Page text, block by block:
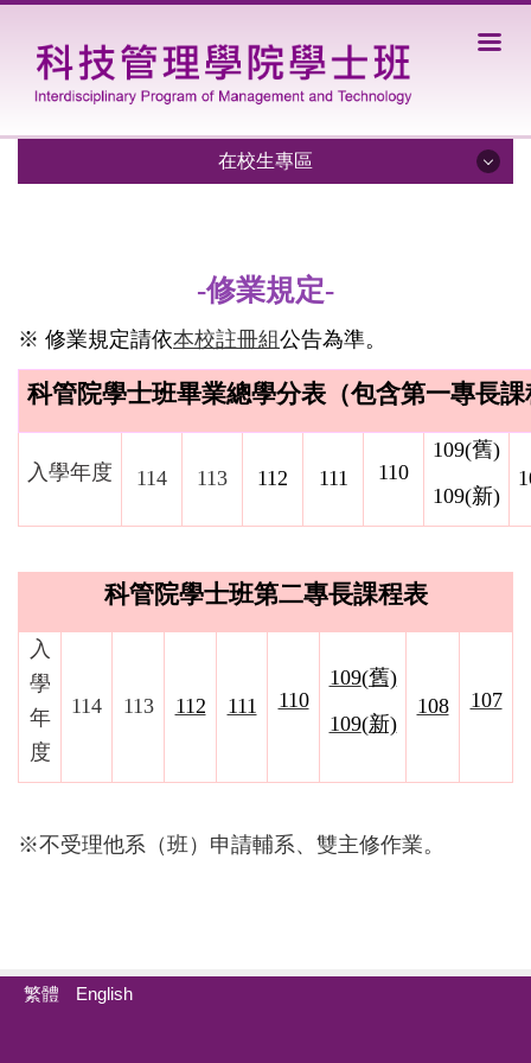
容
在校生專區
課程地圖
職涯發展與徵才資訊
表單下載
-修業規定-
※ 修業規定請依本校註冊組 公告為準。
科管院學士班畢業總學分表（包含第一專長
入學年度 114 113 112 111 110
109(舊)
109(新)
科管院學士班第二專長課程表
入
學
年
度
114 113 112 111 110
109(舊)
109(新)
108 107
※不受理他系（班）申請輔系、雙主修作業。
繁體 English